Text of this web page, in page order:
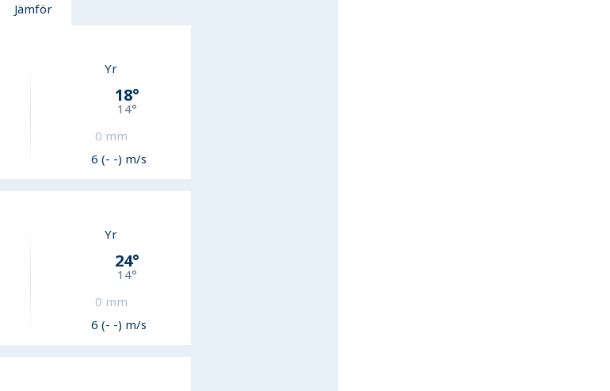
Jämför
Yr
18°
14°
0 mm
6 (- -) m/s
Yr
24°
14°
0 mm
6 (- -) m/s